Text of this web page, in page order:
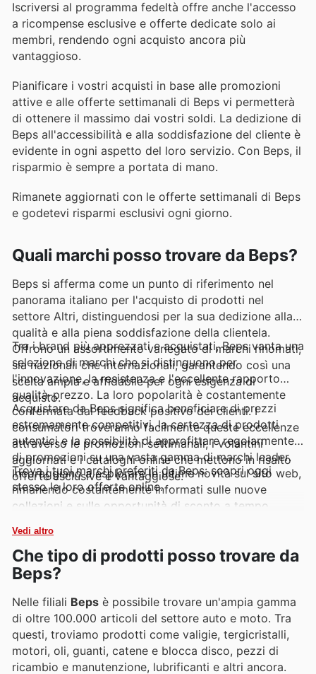
Iscriversi al programma fedeltà offre anche l'accesso
a ricompense esclusive e offerte dedicate solo ai
membri, rendendo ogni acquisto ancora più
vantaggioso.
Pianificare i vostri acquisti in base alle promozioni
attive e alle offerte settimanali di Beps vi permetterà
di ottenere il massimo dai vostri soldi. La dedizione di
Beps all'accessibilità e alla soddisfazione del cliente è
evidente in ogni aspetto del loro servizio. Con Beps, il
risparmio è sempre a portata di mano.
Rimanete aggiornati con le offerte settimanali di Beps
e godetevi risparmi esclusivi ogni giorno.
Quali marchi posso trovare da Beps?
Beps si afferma come un punto di riferimento nel
panorama italiano per l'acquisto di prodotti nel
settore Altri, distinguendosi per la sua dedizione alla
qualità e alla piena soddisfazione della clientela.
Offrono un assortimento variegato di marchi rinomati,
sia nazionali che internazionali, garantendo così una
scelta ampia e affidabile per ogni esigenza di
acquisto.
Tra i brand più apprezzati e acquistati, Beps vanta una
selezione di marchi che si distinguono per
l'innovazione, la resistenza e l'eccellente rapporto
qualità-prezzo. La loro popolarità è costantemente
confermata dal feedback positivo dei clienti. I
consumatori troveranno facilmente queste eccellenze
attraverso le promozioni settimanali, i volantini
aggiornati e i cataloghi online che mettono in risalto
offerte esclusive e vantaggiose.
Acquistare da Beps significa beneficiare di prezzi
estremamente competitivi, la certezza di prodotti
autentici e la possibilità di approfittare regolarmente
di promozioni su una vasta gamma di marchi leader.
Incoraggiano a esplorare le ultime novità sul sito web,
rimanendo costantemente informati sulle nuove
collezioni e sulle opportunità di sconto a tempo
Trova i tuoi marchi preferiti da Beps: scopri oggi
stesso le loro offerte online.
Vedi altro
Che tipo di prodotti posso trovare da
Beps?
Nelle filiali Beps è possibile trovare un'ampia gamma
di oltre 100.000 articoli del settore auto e moto. Tra
questi, troviamo prodotti come valigie, tergicristalli,
motori, oli, guanti, catene e blocca disco, pezzi di
ricambio e manutenzione, lubrificanti e altri ancora.